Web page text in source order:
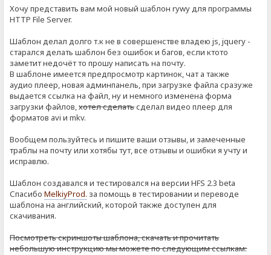
Хочу представить вам мой новый шаблон rywy для программы
HTTP File Server.
Шаблон делал долго т.к не в совершенстве владею js, jquery -
старался делать шаблон без ошибок и багов, если ктото
заметит недочёт то прошу написать на почту.
В шаблоне имеется предпросмотр картинок, чат а также
аудио плеер, новая админпанель, при загрузке файла сразуже
выдается ссылка на файл, ну и немного изменена форма
загрузки файлов,хотел сделатьсделал видео плеер для
форматов avi и mkv.
Вообщем пользуйтесь и пишите ваши отзывы, и замеченные
траблы на почту или хотябы тут, все отзывы и ошибки я учту и
исправлю.
Шаблон создавался и тестировался на версии HFS 2.3 beta
СпасибоMelkiyProd. за помощь в тестировании и переводе
шаблона на английский, которой также доступен для
скачивания.
Посмотреть скриншоты шаблона, скачать и прочитать
небольшую инструкцию мы можете по следующим ссылкам: